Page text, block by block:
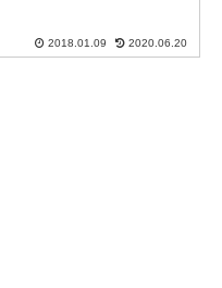
2018.01.09 2020.06.20